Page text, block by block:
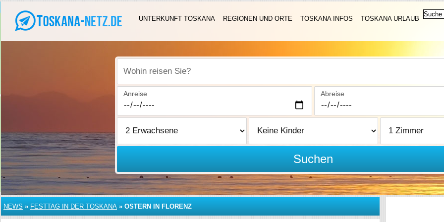
UNTERKUNFT TOSKANA REGIONEN UND ORTE TOSKANA INFOS TOSKANA URLAUB
Wohin reisen Sie?
Anreise Abreise
Suchen
NEWS » FESTTAG IN DER TOSKANA » OSTERN IN FLORENZ